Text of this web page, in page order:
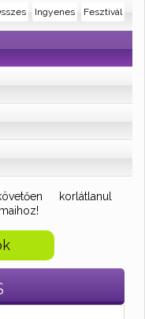
Fesztivál
Ingyenes
korlátlanul